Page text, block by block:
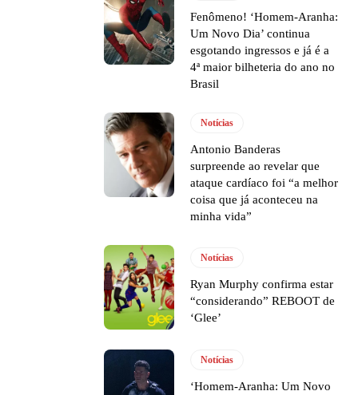
Fenômeno! ‘Homem-Aranha:
Um Novo Dia’ continua
esgotando ingressos e já é a
4ª maior bilheteria do ano no
Brasil
Notícias
Antonio Banderas
surpreende ao revelar que
ataque cardíaco foi “a melhor
coisa que já aconteceu na
minha vida”
Notícias
Ryan Murphy confirma estar
“considerando” REBOOT de
‘Glee’
Notícias
‘Homem-Aranha: Um Novo